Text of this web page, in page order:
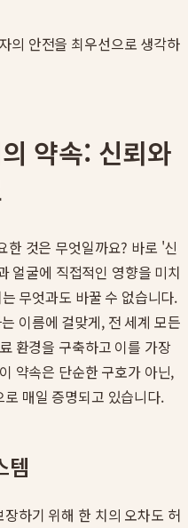
의 안전을 최우선으로 생각하
약속: 신뢰와
한 것은 무엇일까요? 바로 '신
얼굴에 직접적인 영향을 미치
무엇과도 바꿀 수 없습니다.
이름에 걸맞게, 전 세계 모든
환경을 구축하고 이를 가장
약속은 단순한 구호가 아닌,
매일 증명되고 있습니다.
템
하기 위해 한 치의 오차도 허